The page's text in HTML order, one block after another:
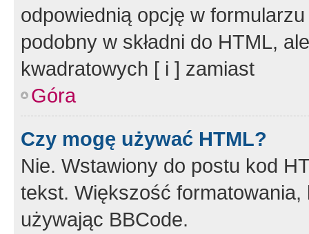
odpowiednią opcję w
podobny w składni do HTML,
kwadratowych [ i ] zamiast
Góra
Czy mogę używać HTML?
Nie. Wstawiony do postu kod
tekst. Większość
używając BBCode.